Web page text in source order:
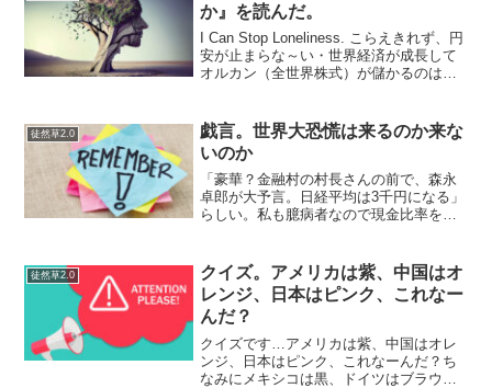
か』を読んだ。
I Can Stop Loneliness. こらえきれず、円
安が止まらな～い・世界経済が成長して
オルカン（全世界株式）が儲かるのは、
いる。また、日本の株価や不動産が値...
徒然草2.0
戯言。世界大恐慌は来るのか来な
いのか
「豪華？金融村の村長さんの前で、森永
卓郎が大予言。日経平均は3千円になる」
らしい。私も臆病者なので現金比率を増
見るか。ま、現物なんだから最悪泡にな
ってもいいじゃん、と楽...
徒然草2.0
クイズ。アメリカは紫、中国はオ
レンジ、日本はピンク、これなー
んだ？
クイズです…アメリカは紫、中国はオレ
ンジ、日本はピンク、これなーんだ？ち
なみにメキシコは黒、ドイツはブラウン